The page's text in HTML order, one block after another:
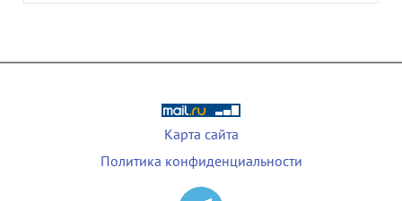
Карта сайта
Политика конфиденциальности